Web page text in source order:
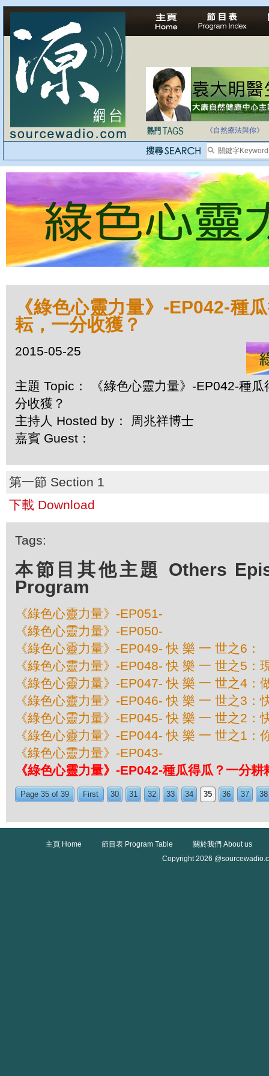
法治社會並不等同
《自然療法與你》
《綠色心靈力量》-EP042-種
耘，一分收獲？
2015-05-25
主題 Topic： 《綠色心靈力量》-EP042-種
分收獲？
主持人 Hosted by： 周兆祥博士
嘉賓 Guest：
第一節 Section 1
下載 Download
Tags:
本節目其他主題 Others
Program
《綠色心靈力量》-EP051-
《綠色心靈力量》-EP050-
《綠色心靈力量》-EP049- 快 樂 一 世之6：
《綠色心靈力量》-EP048- 快 樂 一 世之5：
《綠色心靈力量》-EP047- 快 樂 一 世之4：
《綠色心靈力量》-EP046- 快 樂 一 世之3：
《綠色心靈力量》-EP045- 快 樂 一 世之2：
《綠色心靈力量》-EP044- 快 樂 一 世之1：
《綠色心靈力量》-EP043-
《綠色心靈力量》-EP042-種瓜得瓜？一分
Page 35 of 39 First 30 31 32 33 34 35 36 37 38
主頁 Home 節目表 Program Table
關於我們 About us
Copyright 2026